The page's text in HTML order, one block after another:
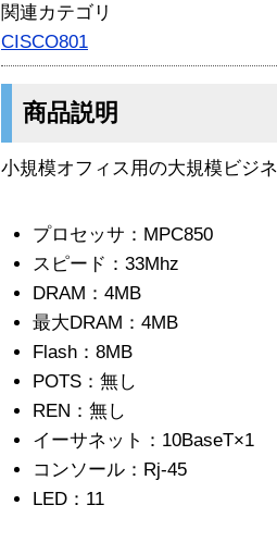
関連カテゴリ
CISCO801
商品説明
小規模オフィス用の大規模ビジ
プロセッサ：MPC850
スピード：33Mhz
DRAM：4MB
最大DRAM：4MB
Flash：8MB
POTS：無し
REN：無し
イーサネット：10BaseT×1
コンソール：Rj-45
LED：11